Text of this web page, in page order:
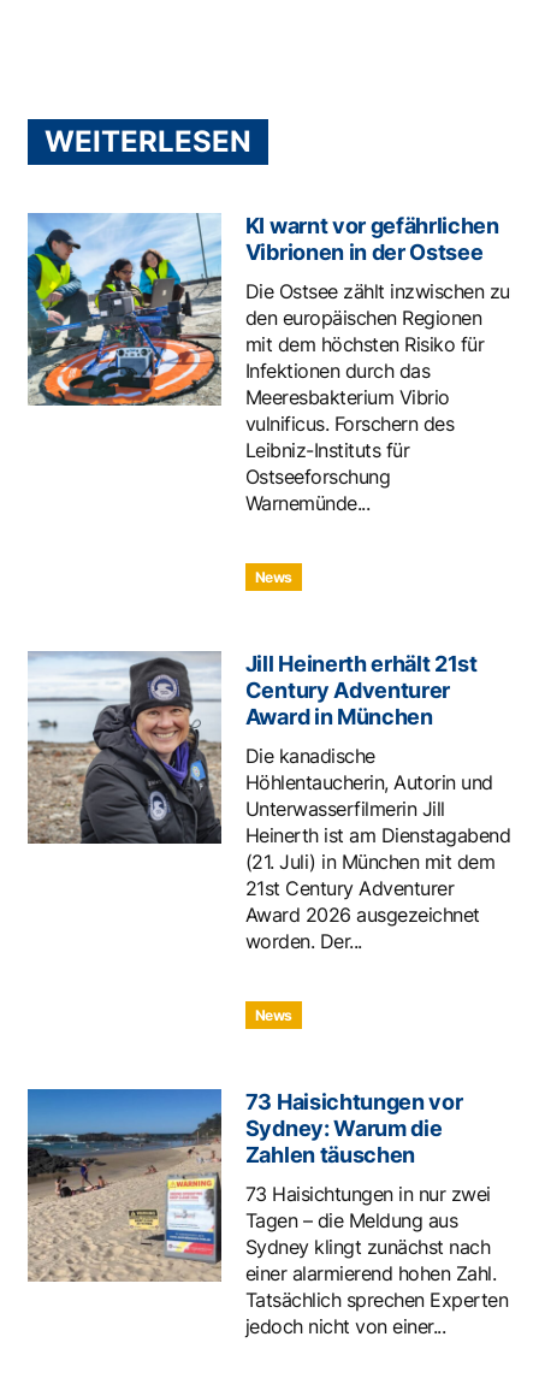
WEITERLESEN
KI warnt vor gefährlichen
Vibrionen in der Ostsee
Die Ostsee zählt inzwischen zu
den europäischen Regionen
mit dem höchsten Risiko für
Infektionen durch das
Meeresbakterium Vibrio
vulnificus. Forschern des
Leibniz-Instituts für
Ostseeforschung
Warnemünde...
News
Jill Heinerth erhält 21st
Century Adventurer
Award in München
Die kanadische
Höhlentaucherin, Autorin und
Unterwasserfilmerin Jill
Heinerth ist am Dienstagabend
(21. Juli) in München mit dem
21st Century Adventurer
Award 2026 ausgezeichnet
worden. Der...
News
73 Haisichtungen vor
Sydney: Warum die
Zahlen täuschen
73 Haisichtungen in nur zwei
Tagen – die Meldung aus
Sydney klingt zunächst nach
einer alarmierend hohen Zahl.
Tatsächlich sprechen Experten
jedoch nicht von einer...